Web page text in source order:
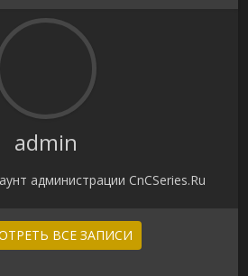
admin
администрации CnCSeries.Ru
ВСЕ ЗАПИСИ